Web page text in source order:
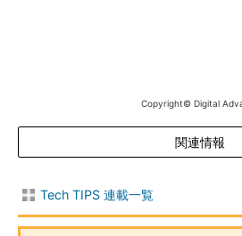
パスワードを設定するフォルダの指定
［Outlook データ ファイル］を開いたら、表示
Copyright© Digital
関連情報
Tech TIPS 連載一覧